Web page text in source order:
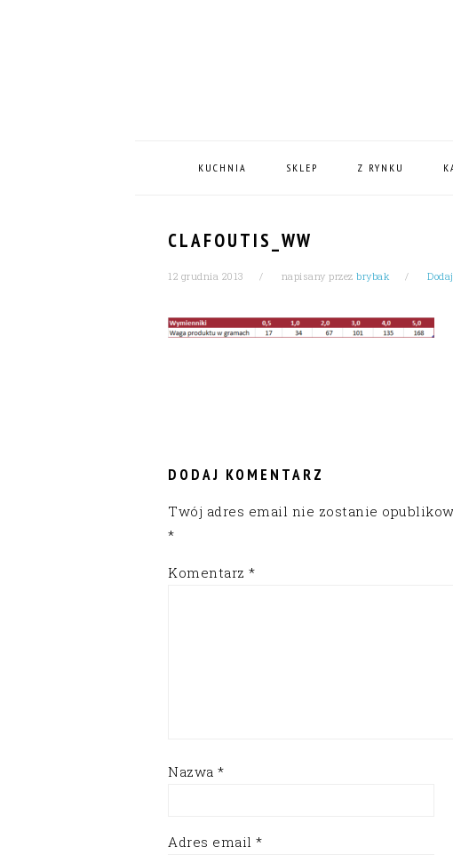
KUCHNIA SKLEP Z RYNKU
CLAFOUTIS_WW
12 grudnia 2013 napisany przez brybak
DODAJ KOMENTARZ
Twój adres email nie zostanie
*
Komentarz *
Nazwa *
Adres email *